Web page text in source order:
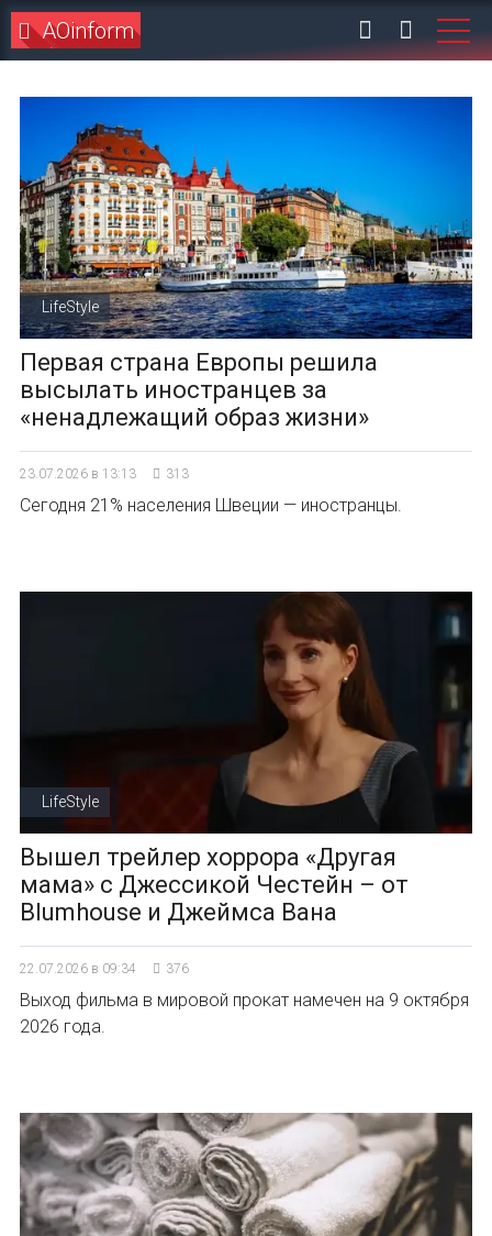
AOinform
LifeStyle
Первая страна Европы решила
высылать иностранцев за
«ненадлежащий образ жизни»
23.07.2026 в 13:13 313
Сегодня 21% населения Швеции — иностранцы.
LifeStyle
Вышел трейлер хоррора «Другая
мама» с Джессикой Честейн – от
Blumhouse и Джеймса Вана
22.07.2026 в 09:34 376
Выход фильма в мировой прокат намечен на 9 октября
2026 года.